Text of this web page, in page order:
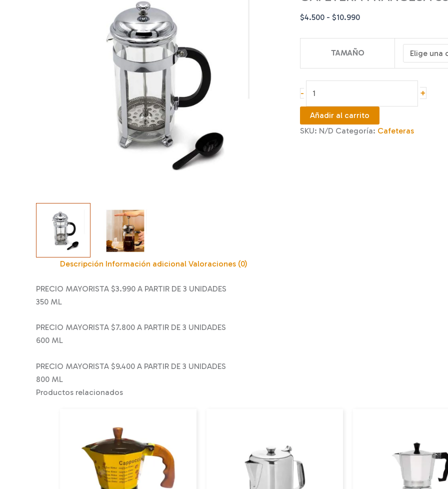
$4.500 - $10.990Rango
desde
$4.500
hasta
TAMAÑO
-
FRANCESA
350,
600
+
Añadir al carrito
SKU: N/D Categoría: Cafeteras
Descripción Información adicional Valoraciones (0)
PRECIO MAYORISTA $3.990 A PARTIR DE 3 UNIDADES
350 ML
PRECIO MAYORISTA $7.800 A PARTIR DE 3 UNIDADES
600 ML
PRECIO MAYORISTA $9.400 A PARTIR DE 3 UNIDADES
800 ML
Productos relacionados